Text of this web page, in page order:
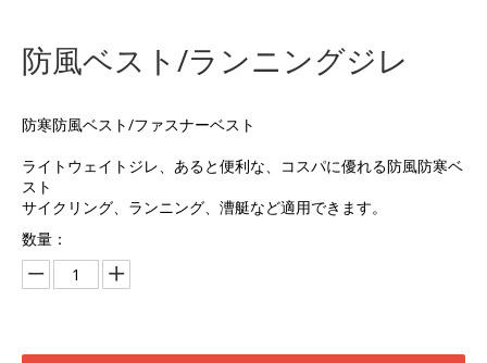
防風ベスト/ランニングジレ
防寒防風ベスト/ファスナーベスト
ライトウェイトジレ、あると便利な、コスパに優れる防風防寒ベ
スト
サイクリング、ランニング、漕艇など適用できます。
数量：